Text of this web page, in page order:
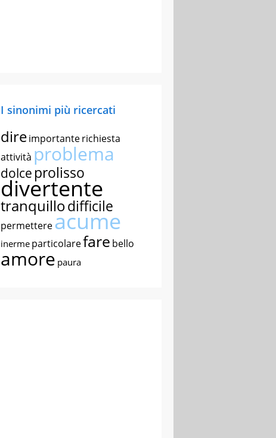
I sinonimi più ricercati
direimportanterichiesta
attività problema
dolce prolisso
divertente
tranquillodifficile
permettereacume
inerme particolarefare bello
amore paura